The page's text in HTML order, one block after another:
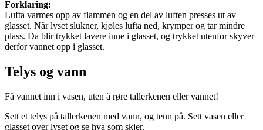
Forklaring:
Lufta varmes opp av flammen og en del av luften presses ut av
glasset. Når lyset slukner, kjøles lufta ned, krymper og tar mindre
plass. Da blir trykket lavere inne i glasset, og trykket utenfor skyver
derfor vannet opp i glasset.
Telys og vann
Få vannet inn i vasen, uten å røre tallerkenen eller vannet!
Sett et telys på tallerkenen med vann, og tenn på. Sett vasen eller
glasset over lyset og se hva som skjer.